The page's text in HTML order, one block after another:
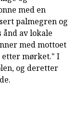
med en
palmegren og
ånd av lokale
med mottoet
etter mørket." I
og deretter